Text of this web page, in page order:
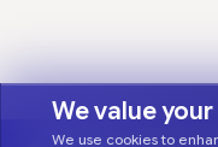
We value
We use cookies to